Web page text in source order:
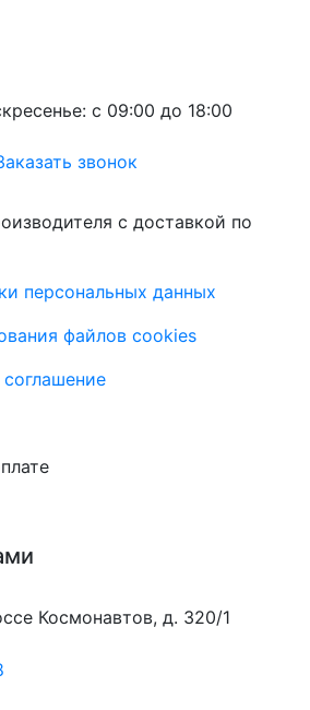
с 09:00 до 18:00
звонок
с доставкой по
персональных данных
файлов cookies
Космонавтов, д. 320/1